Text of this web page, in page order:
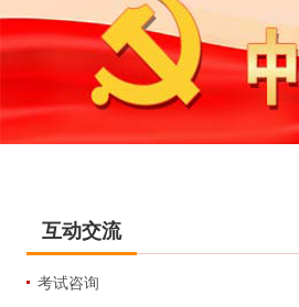
互动交流
考试咨询